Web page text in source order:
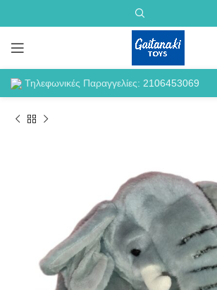
Τηλεφωνικές Παραγγελίες: 2106453069